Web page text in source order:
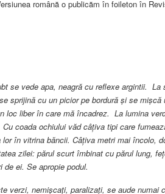
română o publicăm în foileton în
se vede apa, neagră cu reflexe argintii. La
sprijină cu un picior pe bordură și se mișcă
loc liber în care mă încadrez. La lumina
coada ochiului văd câțiva tipi care
în vitrina băncii. Câțiva metri mai încolo,
zilei: părul scurt îmbinat cu părul lung,
ei. Se apropie podul.
verzi, nemișcați, paralizați, se aude